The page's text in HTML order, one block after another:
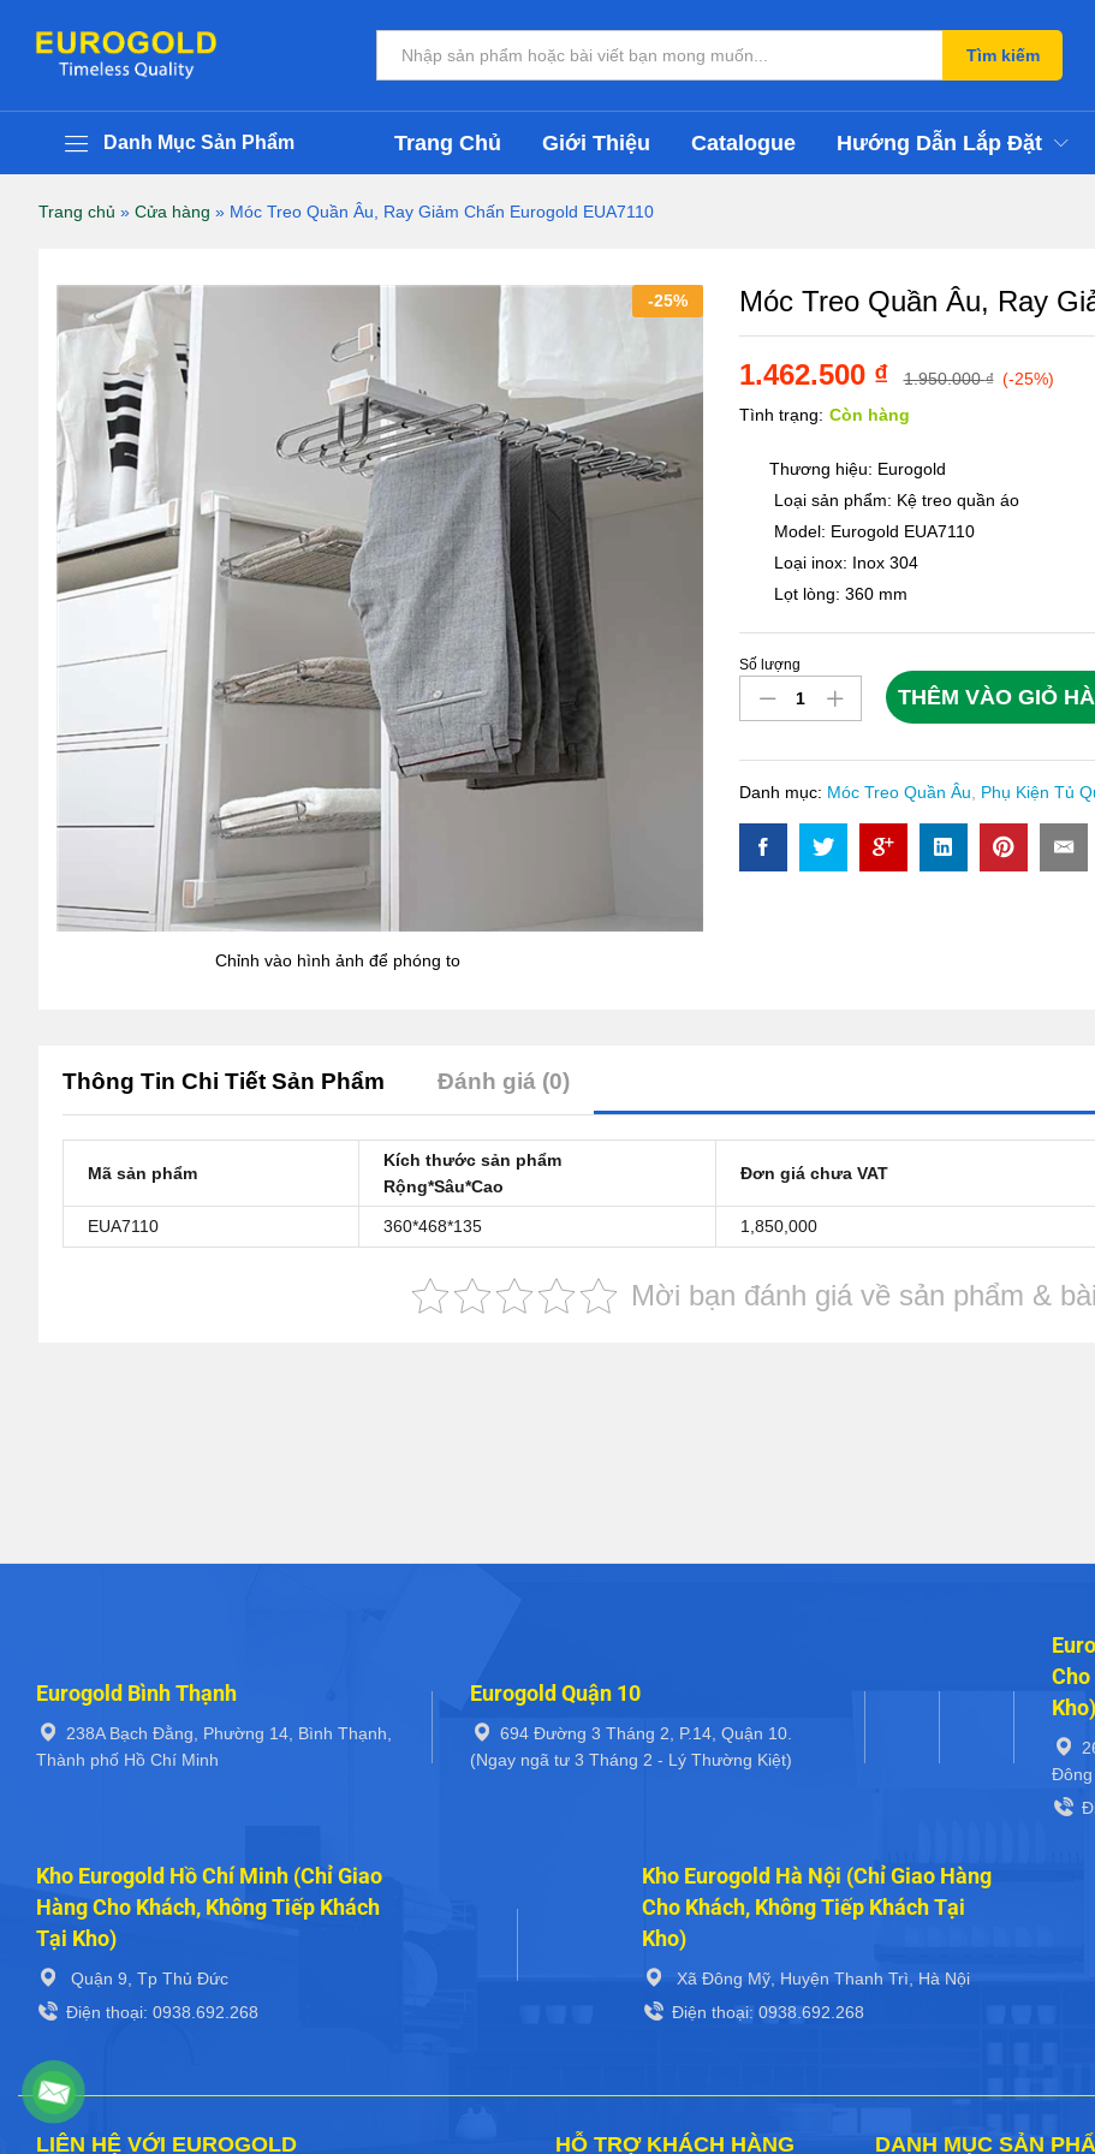
Tất cả Tìm kiếm
Danh Mục Sản Phẩm Trang Chủ Giới Thiệu Catalogue Hướng Dẫn Lắp Đặt
Trang chủ » Cửa hàng » Móc Treo Quần Âu, Ray Giảm Chấn Eurogold EUA7110
-25%
Chỉnh vào hình ảnh để phóng to
Móc Treo Quần Âu, Ray
1.462.500 ₫ 1.950.000₫ (-25%)
Tình trạng: Còn hàng
Thương hiệu: Eurogold
Loại sản phẩm: Kệ treo quần áo
Model: Eurogold EUA7110
Loại inox: Inox 304
Lọt lòng: 360 mm
Móc
Treo
Quần
Giảm
Chấn
Eurogold
Số lượng
THÊM VÀO GIỎ
Danh mục: Móc Treo Quần Âu Phụ Kiện Tủ
Thông Tin Chi Tiết Sản Phẩm Đánh giá (0)
Mã sản phẩm
Kích thước sản phẩm
Rộng*Sâu*Cao
Đơn giá chưa VAT
EUA7110 360*468*135 1,850,000
Mời bạn đánh giá về sản phẩm &
Eurogold Bình Thạnh
238A Bạch Đằng, Phường 14, Bình Thạnh,
Thành phố Hồ Chí Minh
Eurogold Quận 10
694 Đường 3 Tháng 2, P.14, Quận 10.
(Ngay ngã tư 3 Tháng 2 - Lý Thường Kiệt)
Kho)
Đông
Kho Eurogold Hồ Chí Minh (Chỉ Giao
Hàng Cho Khách, Không Tiếp Khách
Tại Kho)
Quận 9, Tp Thủ Đức
Điện thoại: 0938.692.268
Kho Eurogold Hà Nội (Chỉ Giao Hàng
Cho Khách, Không Tiếp Khách Tại
Kho)
Xã Đông Mỹ, Huyện Thanh Trì, Hà Nội
Điện thoại: 0938.692.268
LIÊN HỆ VỚI EUROGOLD HỖ TRỢ KHÁCH HÀNG DANH MỤC SẢN
Thông Tin Chi Tiết Sản Phẩm Đánh giá (0)